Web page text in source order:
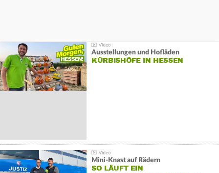
Ausstellungen und Hofläden
KÜRBISHÖFE IN HESSEN
Mini-Knast auf Rädern
SO LÄUFT EIN